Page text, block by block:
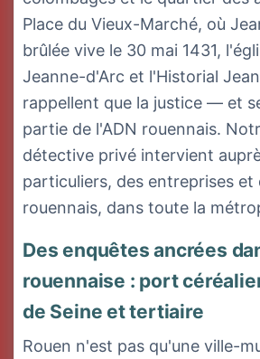
Place du Vieux-Marché, où
brûlée vive le 30 mai 1431,
Jeanne-d'Arc et l'Historial
rappellent que la justice — et
partie de l'ADN rouennais.
détective privé intervient
particuliers, des entreprises et
rouennais, dans toute la
Des enquêtes ancrées
rouennaise : port
de Seine et tertiaire
Rouen n'est pas qu'une ville-